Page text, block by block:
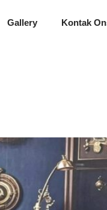
Gallery Kontak